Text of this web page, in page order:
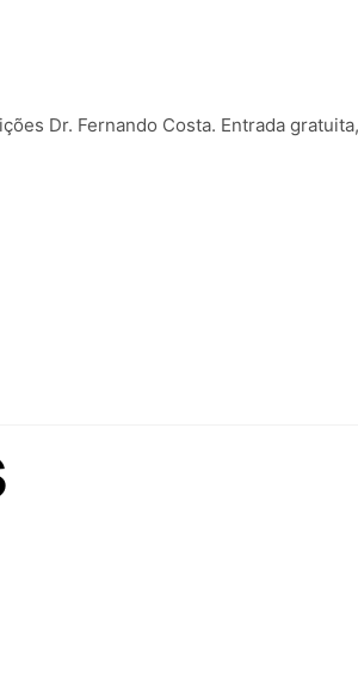
Dr. Fernando Costa. Entrada